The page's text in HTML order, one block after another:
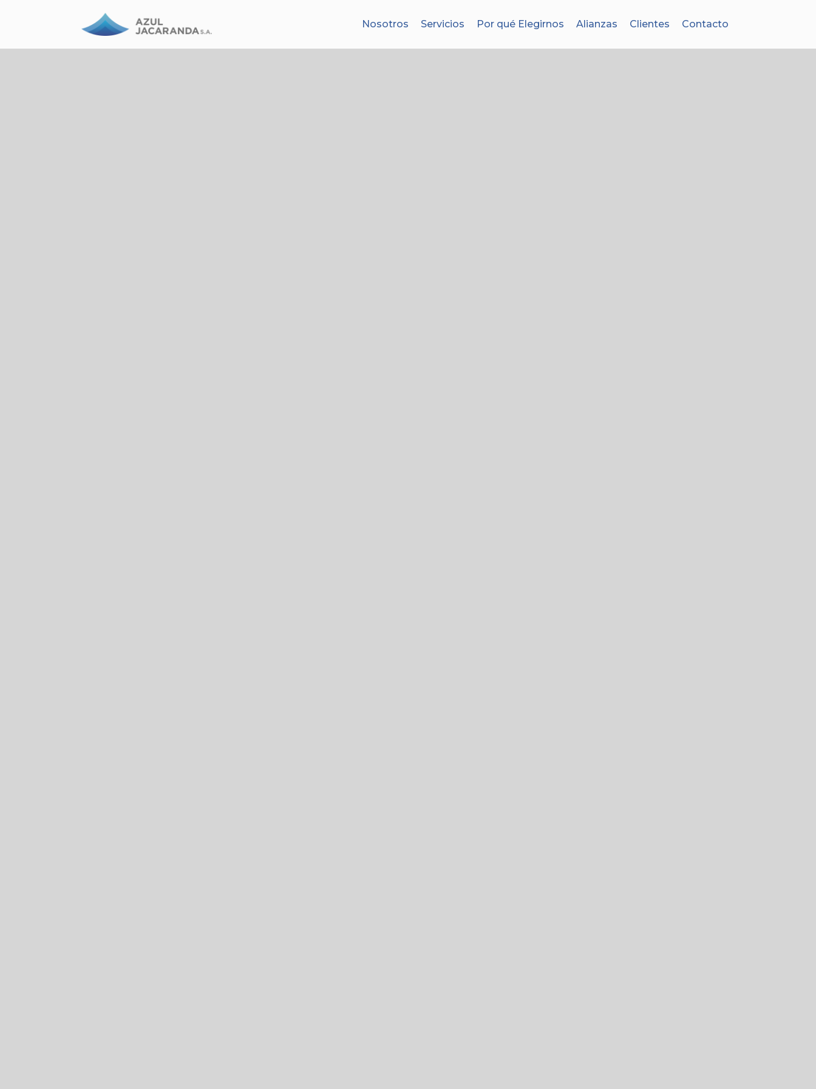
Nosotros Servicios Por qué Elegirnos Alianzas Clientes Contacto